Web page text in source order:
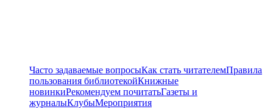
Часто задаваемые вопросыКак стать читателемПравила
пользования библиотекойКнижные
новинкиРекомендуем почитатьГазеты и
журналыКлубыМероприятия